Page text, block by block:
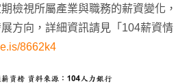
檢視所屬產業與職務的薪資變化，
方向，詳細資訊請見「104薪資情
8662k4